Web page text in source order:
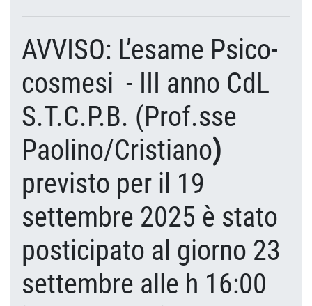
AVVISO: L’esame Psico-
cosmesi - III anno CdL
S.T.C.P.B. (Prof.sse
Paolino/Cristiano)
previsto per il 19
settembre 2025 è stato
posticipato al giorno 23
settembre alle h 16:00